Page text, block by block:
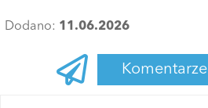
Dodano: 11.06.2026
Komentarze